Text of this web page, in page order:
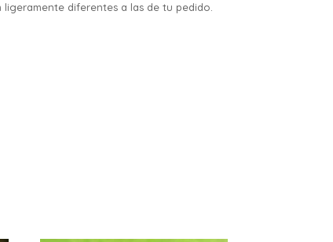
diferentes a las de tu pedido.